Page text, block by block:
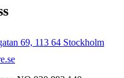
69, 113 64 Stockholm